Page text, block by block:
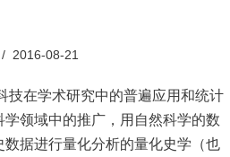
2016-08-21
技在学术研究中的普遍应用和统计
学领域中的推广，用自然科学的数
数据进行量化分析的量化史学（也